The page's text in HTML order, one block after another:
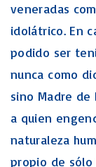
veneradas
idolátrico. En
podido ser
nunca como
sino Madre de
a quien
naturaleza
propio de sólo